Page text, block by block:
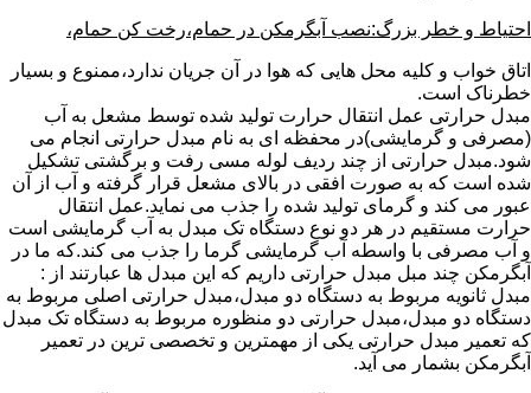
احتیاط و خطر بزرگ:نصب آبگرمکن در حمام،رخت کن حمام،
اتاق خواب و کلیه محل هایی که هوا در آن جریان ندارد،ممنوع و بسیار
خطرناک است.
مبدل حرارتی عمل انتقال حرارت تولید شده توسط مشعل به آب
(مصرفی و گرمایشی)در محفظه ای به نام مبدل حرارتی انجام می
شود.مبدل حرارتی از چند ردیف لوله مسی رفت و برگشتی تشکیل
شده است که به صورت افقی در بالای مشعل قرار گرفته و آب از آن
عبور می کند و گرمای تولید شده را جذب می نماید.عمل انتقال
حرارت مستقیم در هر دو نوع دستگاه تک مبدل به آب گرمایشی است
و آب مصرفی با واسطه آب گرمایشی گرما را جذب می کند.که ما در
آبگرمکن چند مبل مبدل حرارتی داریم که این مبدل ها عبارتند از :
مبدل ثانویه مربوط به دستگاه دو مبدل،مبدل حرارتی اصلی مربوط به
دستگاه دو مبدل،مبدل حرارتی دو منظوره مربوط به دستگاه تک مبدل
که تعمیر مبدل حرارتی یکی از مهمترین و تخصصی ترین در تعمیر
آبگرمکن بشمار می آید.